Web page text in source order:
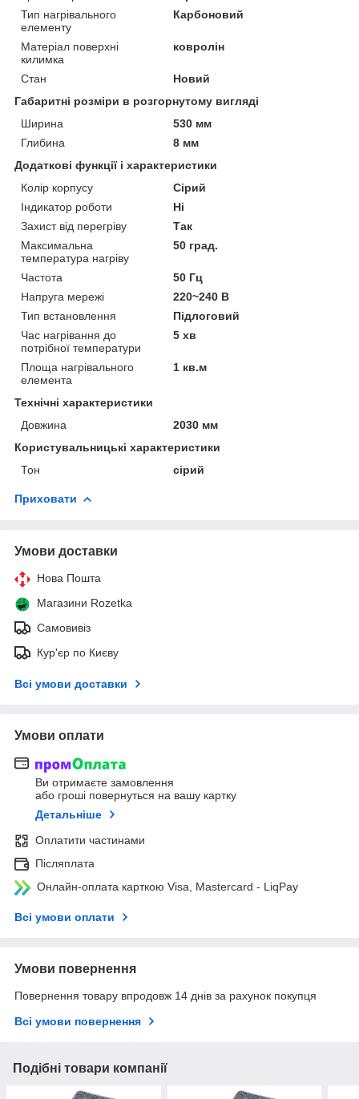
Тип нагрівального
елементу
Карбоновий
Матеріал поверхні
килимка
ковролін
Стан
Новий
Габаритні розміри в розгорнутому вигляді
Ширина
530 мм
Глибина
8 мм
Додаткові функції і характеристики
Колір корпусу
Сірий
Індикатор роботи
Ні
Захист від перегріву
Так
Максимальна
температура нагріву
50 град.
Частота
50 Гц
Напруга мережі
220~240 В
Тип встановлення
Підлоговий
Час нагрівання до
потрібної температури
5 хв
Площа нагрівального
елемента
1 кв.м
Технічні характеристики
Довжина
2030 мм
Користувальницькі характеристики
Тон
сірий
Приховати
Умови доставки
Нова Пошта
Магазини Rozetka
Самовивіз
Кур'єр по Києву
Всі умови доставки
Умови оплати
Ви отримаєте замовлення
або гроші повернуться на вашу картку
Детальніше
Оплатити частинами
Післяплата
Онлайн-оплата карткою Visa, Mastercard - LiqPay
Всі умови оплати
Умови повернення
Повернення товару впродовж 14 днів за рахунок покупця
Всі умови повернення
Подібні товари компанії